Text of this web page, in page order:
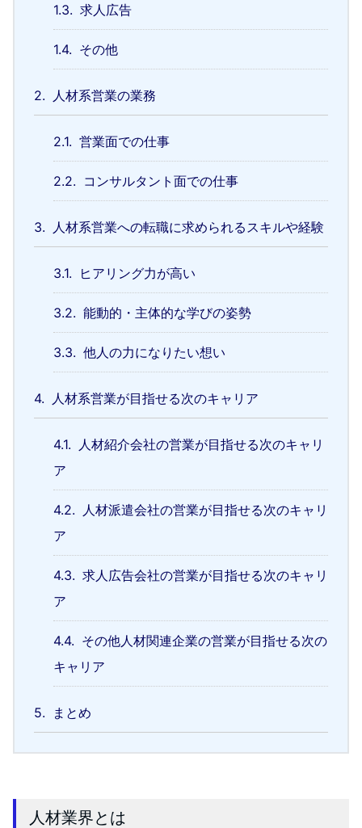
1.3. 求人広告
1.4. その他
2. 人材系営業の業務
2.1. 営業面での仕事
2.2. コンサルタント面での仕事
3. 人材系営業への転職に求められるスキルや経験
3.1. ヒアリング力が高い
3.2. 能動的・主体的な学びの姿勢
3.3. 他人の力になりたい想い
4. 人材系営業が目指せる次のキャリア
4.1.
人材紹介会社の営業が目指せる次のキャリ
ア
4.2.
人材派遣会社の営業が目指せる次のキャリ
ア
4.3. 求人広告会社の営業が目指せる次のキャリ
ア
4.4. その他人材関連企業の営業が目指せる次の
キャリア
5. まとめ
人材業界とは